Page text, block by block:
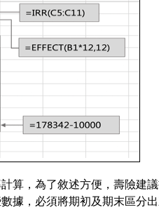
算，為了敘述方便，壽險建
據，必須將期初及期末區分出